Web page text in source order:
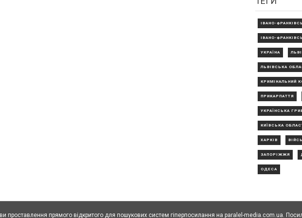
ІВАНО-
ІВАНО-
УКРАЇНА
ЛЬВІВСЬКА
КРИМІНАЛЬНИЙ
ПРИКАРПАТТЯ
УКРАЇНСЬКА
КИЇВСЬКА
ХАРКІВ
ЗАПОРІЖЖЯ
ОДЕСА
проставлення прямого відкритого для пошукових систем гіперпосилання на paralel-media.com.ua.